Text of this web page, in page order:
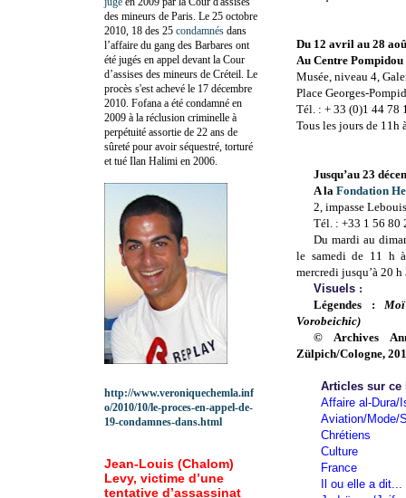
Du 12 avril au 28
Au Centre Pompidou
Musée, niveau 4,
Place Georges-
Tél. : + 33 (0)1 44 78
Tous les jours de 11h
Jusqu’au 23
A la Fondation
2, impasse
Tél. : +33 1 56 80
Du mardi au
le samedi de 11 h
mercredi jusqu’à 20 h
Visuels :
Légendes :
Vorobeichic)
© Archives
Zülpich/Cologne,
Articles sur ce
Affaire al-Dura/
Aviation/Mode/
Chrétiens
Culture
France
Il ou elle a dit...
des mineurs de Paris. Le 25 octobre
2010, 18 des 25 condamnés dans
l’affaire du gang des Barbares ont
été jugés en appel devant la Cour
d’assises des mineurs de Créteil. Le
procès s'est achevé le 17 décembre
2010. Fofana a été condamné en
2009 à la réclusion criminelle à
perpétuité assortie de 22 ans de
sûreté pour avoir séquestré, torturé
et tué Ilan Halimi en 2006.
http://www.veroniquechemla.inf
o/2010/10/le-proces-en-appel-de-
19-condamnes-dans.html
Jean-Louis (Chalom)
Levy, victime d’une
tentative d’assassinat